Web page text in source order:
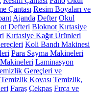
Çantası Resim Boyaları ve
Ajanda Defter Okul
Defteri Bloknot Kırtasiye
Kırtasiye Kağıt Ürünleri
Koli Bandı Makinesi
Para Sayma Makineleri
Laminasyon
Gereçleri ve
Temizlik Kovası Temizlik,
Faraş Çekpas Fırça ve